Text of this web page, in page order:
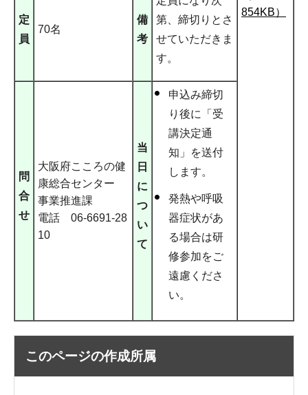
854KB）
定
員
70名
備
考
第、締切りとさ
せていただきま
す。
問
合
せ
大阪府こころの健
康総合センター
事業推進課
電話 06-6691-28
10
当
日
に
つ
い
て
申込み締切
り後に「受
講決定通
知」を送付
します。
発熱や呼吸
器症状があ
る場合は研
修参加をご
遠慮くださ
い。
このページの作成所属